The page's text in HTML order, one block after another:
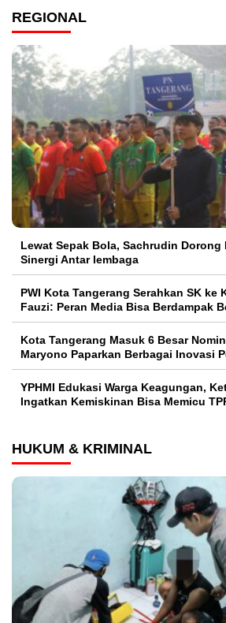
REGIONAL
Lewat Sepak Bola, Sachrudin Dorong
Sinergi Antar lembaga
PWI Kota Tangerang Serahkan SK ke
Fauzi: Peran Media Bisa Berdampak
Kota Tangerang Masuk 6 Besar
Maryono Paparkan Berbagai Inovasi
YPHMI Edukasi Warga Keagungan,
Ingatkan Kemiskinan Bisa Memicu
HUKUM & KRIMINAL